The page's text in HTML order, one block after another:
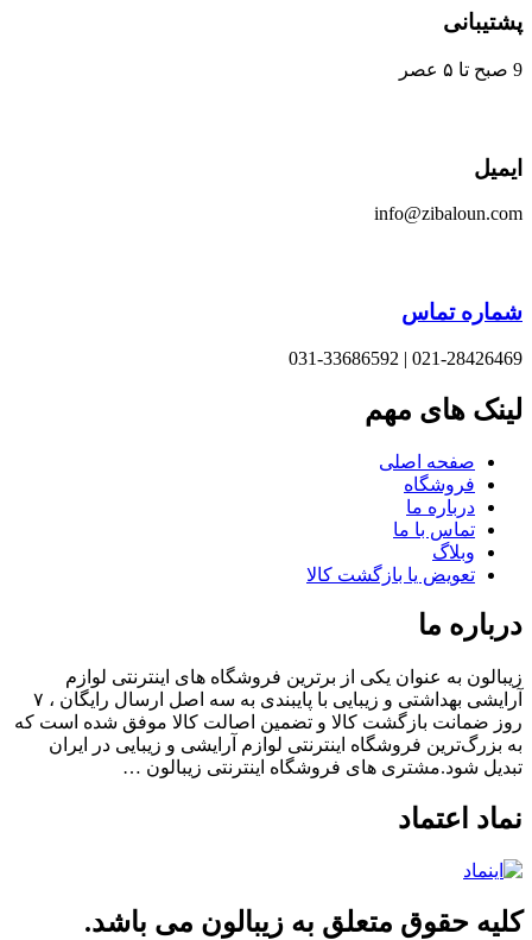
تماس
021-28426469 | 031-
های مهم
صفحه اصلی
فروشگاه
درباره ما
تماس با ما
وبلاگ
تعویض یا بازگشت کالا
ما
به عنوان یکی از برترین فروشگاه های اینترنتی لوازم
آرایشی بهداشتی و زیبایی با پایبندی به سه اصل ارسال رایگان ، ۷
ضمانت بازگشت کالا و تضمین اصالت کالا موفق شده است که
فروشگاه اینترنتی لوازم آرایشی و زیبایی در ایران
شود.مشتری های فروشگاه اینترنتی زیبالون …
اعتماد
حقوق متعلق به زیبالون می باشد.